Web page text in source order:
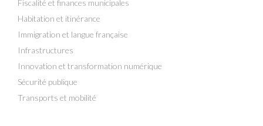
Fiscalité et finances municipales
Habitation et itinérance
Immigration et langue française
Infrastructures
Innovation et transformation numérique
Sécurité publique
Transports et mobilité